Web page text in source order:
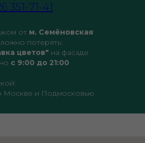
351-71-41
от м. Семёновская
потерять:
цветов" на фасаде
с 9:00 до 21:00
Москве и Подмосковью